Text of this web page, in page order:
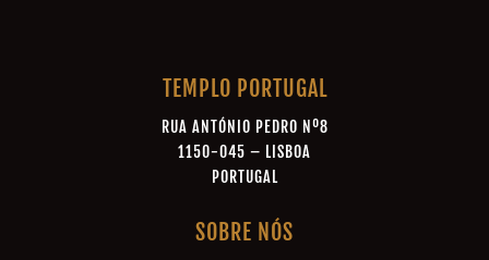
TEMPLO PORTUGAL
RUA ANTÓNIO PEDRO Nº8
1150-045 – LISBOA
PORTUGAL
SOBRE NÓS